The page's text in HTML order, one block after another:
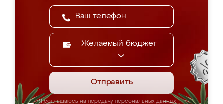
Желаемый бюджет
Отправить
Я соглашаюсь на передачу персональных данных